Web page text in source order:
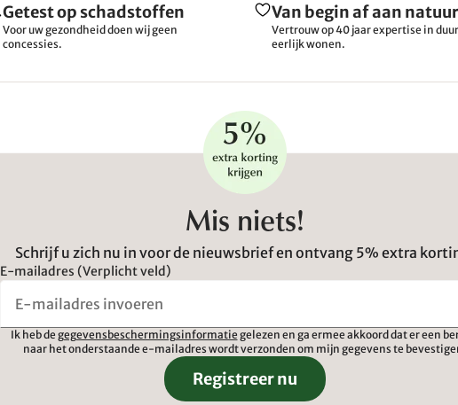
Getest op schadstoffen
Voor uw gezondheid doen wij geen
concessies.
Van begin af aan
Vertrouw op 40 jaar expertise in
eerlijk wonen.
Mis niets!
Schrijf u zich nu in voor de nieuwsbrief en ontvang 5% extra
E-mailadres (Verplicht veld)
Ik heb de gegevensbeschermingsinformatie gelezen en ga ermee akkoord dat er een
naar het onderstaande e-mailadres wordt verzonden om mijn gegevens te
Registreer nu